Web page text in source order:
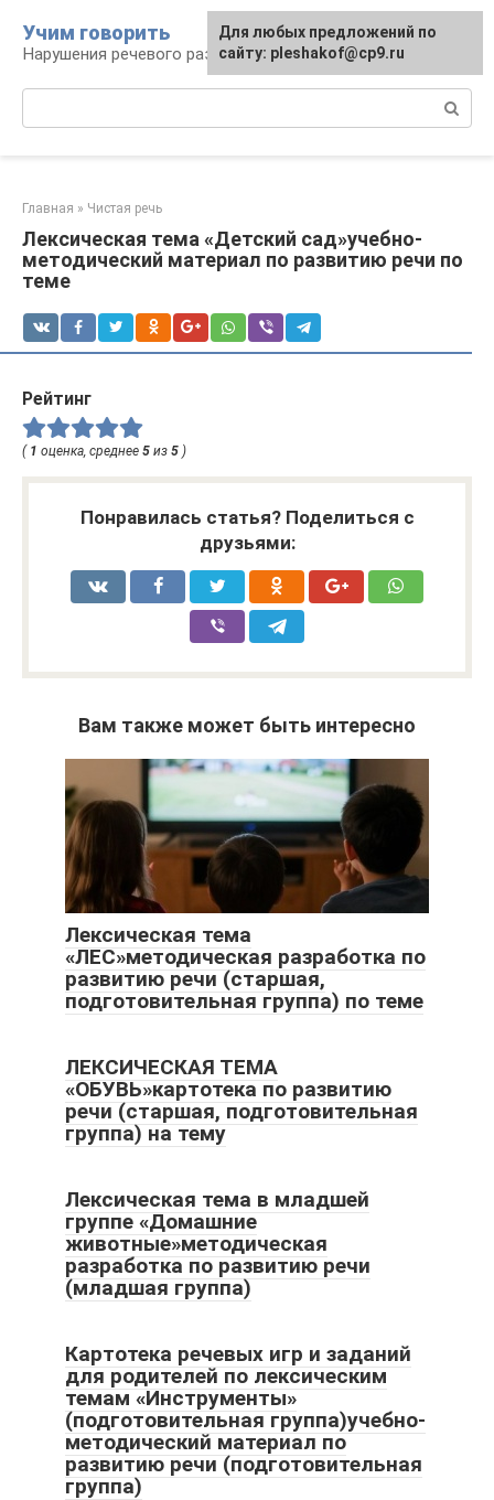
контенту
Учим говорить
Нарушения речевого развития
Главная » Чистая речь
Лексическая тема «Детский сад»учебно-
методический материал по развитию речи по
теме
Рейтинг
( 1 оценка, среднее 5 из 5 )
Понравилась статья? Поделиться с
друзьями:
Вам также может быть интересно
Лексическая тема
«ЛЕС»методическая разработка по
развитию речи (старшая,
подготовительная группа) по теме
ЛЕКСИЧЕСКАЯ ТЕМА
«ОБУВЬ»картотека по развитию
речи (старшая, подготовительная
группа) на тему
Лексическая тема в младшей
группе «Домашние
животные»методическая
разработка по развитию речи
(младшая группа)
Картотека речевых игр и заданий
для родителей по лексическим
темам «Инструменты»
(подготовительная группа)учебно-
методический материал по
развитию речи (подготовительная
группа)
Для любых предложений по
сайту: pleshakof@cp9.ru